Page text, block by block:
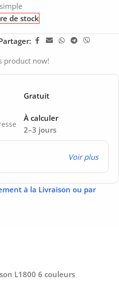
de stock
product now!
Gratuit
2–3 jours
À calculer
Voir plus
à la Livraison ou par
L1800 6 couleurs